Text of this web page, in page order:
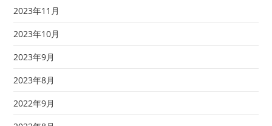
2023年11月
2023年10月
2023年9月
2023年8月
2022年9月